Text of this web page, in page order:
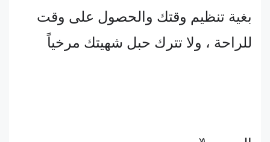
بغية تنظيم وقتك والحصول على وقت
للراحة ، ولا تترك حبل شهيتك مرخياً